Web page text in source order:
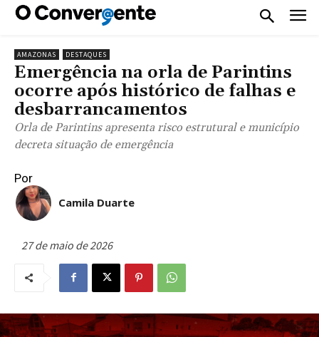
AMAZONAS DESTAQUES
Emergência na orla de Parintins
ocorre após histórico de falhas e
desbarrancamentos
Orla de Parintins apresenta risco estrutural e município
decreta situação de emergência
Por
Camila Duarte
27 de maio de 2026